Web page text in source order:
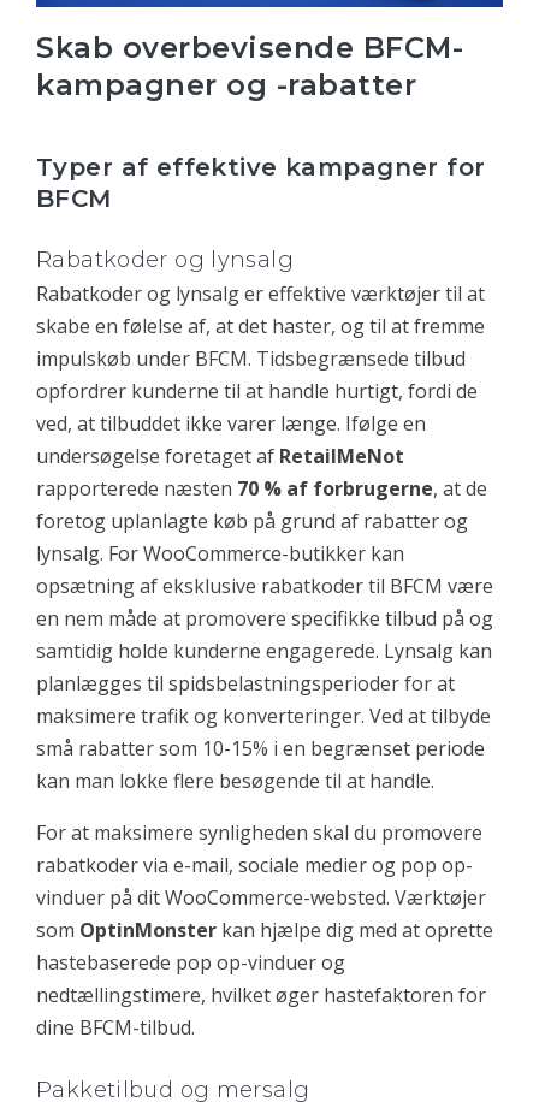
Skab overbevisende BFCM-
kampagner og -rabatter
Typer af effektive kampagner for
BFCM
Rabatkoder og lynsalg
Rabatkoder og lynsalg er effektive værktøjer til at
skabe en følelse af, at det haster, og til at fremme
impulskøb under BFCM. Tidsbegrænsede tilbud
opfordrer kunderne til at handle hurtigt, fordi de
ved, at tilbuddet ikke varer længe. Ifølge en
undersøgelse foretaget af RetailMeNot
rapporterede næsten 70 % af forbrugerne, at de
foretog uplanlagte køb på grund af rabatter og
lynsalg. For WooCommerce-butikker kan
opsætning af eksklusive rabatkoder til BFCM være
en nem måde at promovere specifikke tilbud på og
samtidig holde kunderne engagerede. Lynsalg kan
planlægges til spidsbelastningsperioder for at
maksimere trafik og konverteringer. Ved at tilbyde
små rabatter som 10-15% i en begrænset periode
kan man lokke flere besøgende til at handle.
For at maksimere synligheden skal du promovere
rabatkoder via e-mail, sociale medier og pop op-
vinduer på dit WooCommerce-websted. Værktøjer
som OptinMonster kan hjælpe dig med at oprette
hastebaserede pop op-vinduer og
nedtællingstimere, hvilket øger hastefaktoren for
dine BFCM-tilbud.
Pakketilbud og mersalg